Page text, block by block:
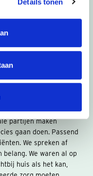
wordt
zorgverleners én
informatie voor de
past.
in de regio: de
partijen maken
gaan doen. Passend
We spreken af
We waren al op
huis als het kan,